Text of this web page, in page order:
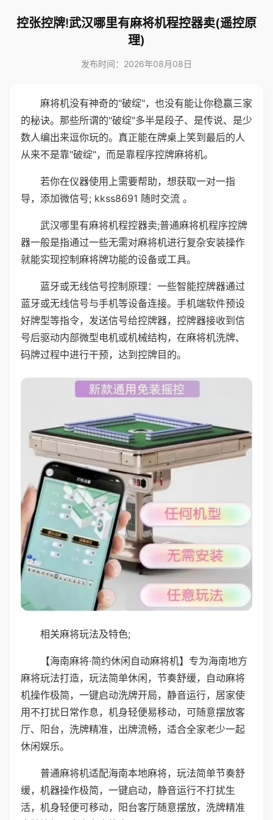
控张控牌!武汉哪里有麻将机程控器卖(遥控原
理)
发布时间：2026年08月08日
麻将机没有神奇的"破绽"，也没有能让你稳赢三家
的秘诀。那些所谓的"破绽"多半是段子、是传说、是少
数人编出来逗你玩的。真正能在牌桌上笑到最后的人
从来不是靠"破绽"，而是靠程序控牌麻将机。
若你在仪器使用上需要帮助，想获取一对一指
导，添加微信号; kkss8691 随时交流 。
武汉哪里有麻将机程控器卖;普通麻将机程序控牌
器一般是指通过一些无需对麻将机进行复杂安装操作
就能实现控制麻将牌功能的设备或工具。
蓝牙或无线信号控制原理：一些智能控牌器通过
蓝牙或无线信号与手机等设备连接。手机端软件预设
好牌型等指令，发送信号给控牌器，控牌器接收到信
号后驱动内部微型电机或机械结构，在麻将机洗牌、
码牌过程中进行干预，达到控牌目的。
相关麻将玩法及特色;
【海南麻将·简约休闲自动麻将机】专为海南地方
麻将玩法打造，玩法简单休闲，节奏舒缓，自动麻将
机操作极简，一键启动洗牌开局，静音运行，居家使
用不打扰日常作息，机身轻便易移动，可随意摆放客
厅、阳台，洗牌精准，出牌流畅，适合全家老少一起
休闲娱乐。
普通麻将机适配海南本地麻将，玩法简单节奏舒
缓，机器操作极简，一键启动，静音运行不打扰生
活，机身轻便可移动，阳台客厅随意摆放，洗牌精准